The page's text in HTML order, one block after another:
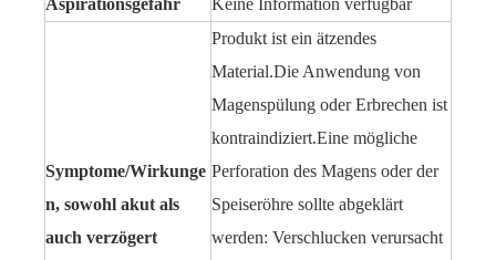
Aspirationsgefahr Keine Information verfügbar
Symptome/Wirkunge
n, sowohl akut als
auch verzögert
Produkt ist ein ätzendes
Material.Die Anwendung von
Magenspülung oder Erbrechen ist
kontraindiziert.Eine mögliche
Perforation des Magens oder der
Speiseröhre sollte abgeklärt
werden: Verschlucken verursacht